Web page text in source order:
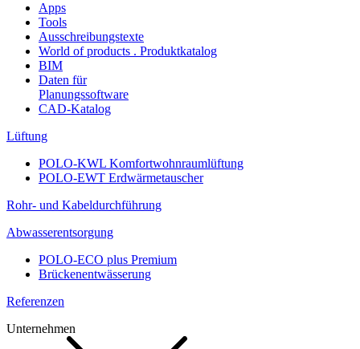
Apps
Tools
Ausschreibungstexte
World of products . Produktkatalog
BIM
Daten für
Planungssoftware
CAD-Katalog
Lüftung
POLO-KWL Komfortwohnraumlüftung
POLO-EWT Erdwärmetauscher
Rohr- und Kabeldurchführung
Abwasserentsorgung
POLO-ECO plus Premium
Brückenentwässerung
Referenzen
Unternehmen